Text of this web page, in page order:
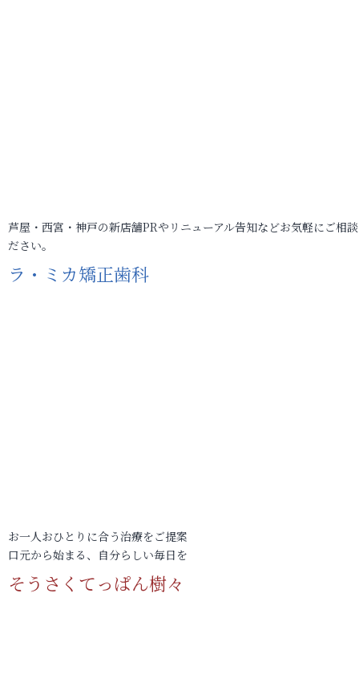
芦屋・西宮・神戸の新店舗PRやリニューアル告知などお気軽にご相
ださい。
ラ・ミカ矯正歯科
お一人おひとりに合う治療をご提案
口元から始まる、自分らしい毎日を
そうさくてっぱん樹々